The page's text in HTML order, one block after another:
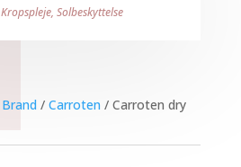
Kropspleje, Solbeskyttelse
Brand / Carroten / Carroten dry